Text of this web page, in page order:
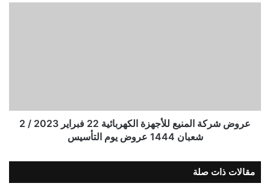
عروض شركة المنيع للأجهزة الكهربائية 22 فبراير 2023 / 2
شعبان 1444 عروض يوم التأسيس
مقالات ذات صلة